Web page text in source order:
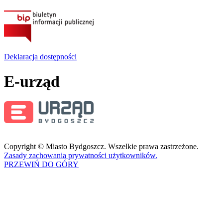
Deklaracja dostępności
E-urząd
Copyright © Miasto Bydgoszcz. Wszelkie prawa zastrzeżone.
Zasady zachowania prywatności użytkowników.
PRZEWIŃ DO GÓRY